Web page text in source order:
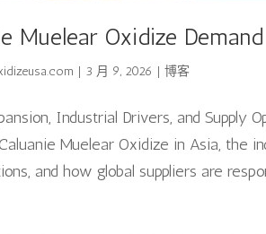
Muelear Oxidize
3 月 9, 2026 |博客
Industrial Drivers, and Supply
Muelear Oxidize in Asia, the
and how global suppliers are